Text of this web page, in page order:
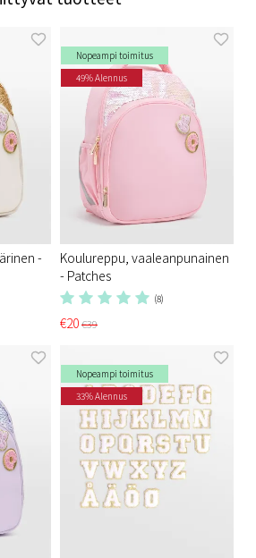
-
Nopeampi toimitus
49% Alennus
Koulureppu, vaaleanpunainen
- Patches
(8)
€20€39
Nopeampi toimitus
33% Alennus